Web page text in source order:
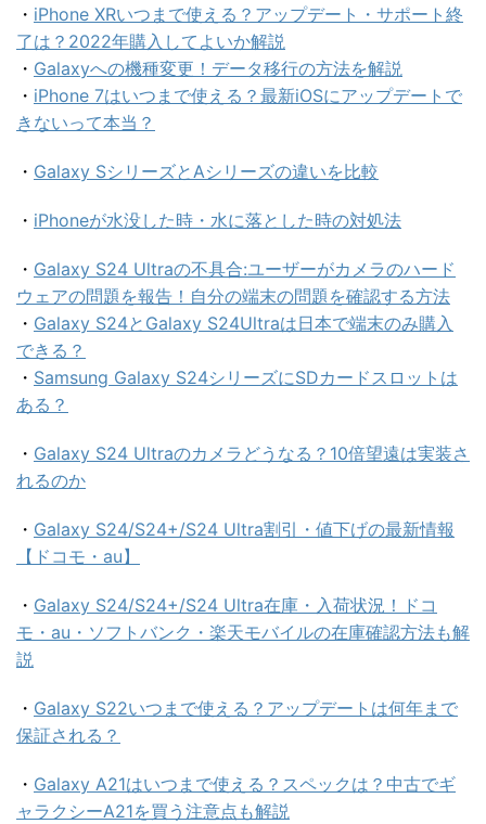
・ iPhone XRいつまで使える？アップデート・サポート終
了は？2022年購入してよいか解説
・ Galaxyへの機種変更！データ移行の方法を解説
・ iPhone 7はいつまで使える？最新iOSにアップデートで
きないって本当？
・ Galaxy SシリーズとAシリーズの違いを比較
・ iPhoneが水没した時・水に落とした時の対処法
・ Galaxy S24 Ultraの不具合:ユーザーがカメラのハード
ウェアの問題を報告！自分の端末の問題を確認する方法
・ Galaxy S24とGalaxy S24Ultraは日本で端末のみ購入
できる？
・ Samsung Galaxy S24シリーズにSDカードスロットは
ある？
・ Galaxy S24 Ultraのカメラどうなる？10倍望遠は実装さ
れるのか
・ Galaxy S24/S24+/S24 Ultra割引・値下げの最新情報
【ドコモ・au】
・ Galaxy S24/S24+/S24 Ultra在庫・入荷状況！ドコ
モ・au・ソフトバンク・楽天モバイルの在庫確認方法も解
説
・ Galaxy S22いつまで使える？アップデートは何年まで
保証される？
・ Galaxy A21はいつまで使える？スペックは？中古でギ
ャラクシーA21を買う注意点も解説